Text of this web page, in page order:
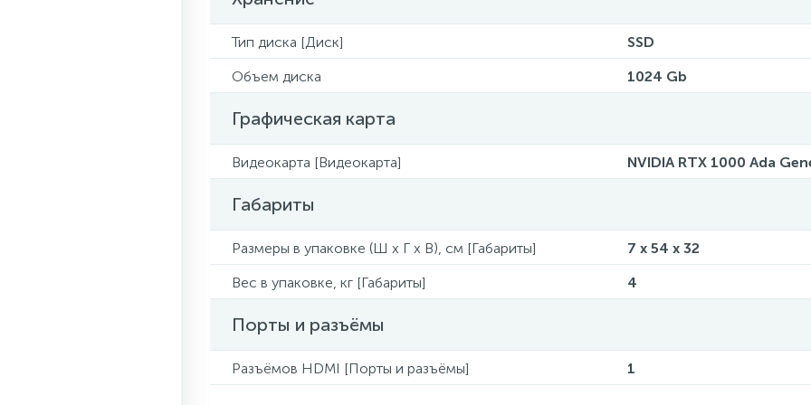
Тип диска [Диск]
SSD
Объем диска
1024 Gb
Графическая карта
Видеокарта [Видеокарта] NVIDIA RTX 1000 Ada
Габариты
Размеры в упаковке (Ш x Г x В), см [Габариты]
7 x 54 x 32
Вес в упаковке, кг [Габариты]
4
Порты и разъёмы
Разъёмов HDMI [Порты и разъёмы] 1